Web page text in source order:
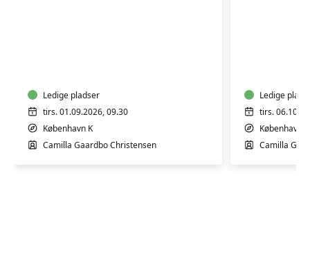
6
mdr.
Ledige pladser
tirs. 01.09.2026, 09.30
København K
Camilla Gaardbo Christensen
6
mdr.
Ledige
tirs.
København K
Camilla